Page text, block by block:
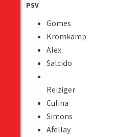
PSV
Gomes
Kromkamp
Alex
Salcido
Reiziger
Culina
Simons
Afellay